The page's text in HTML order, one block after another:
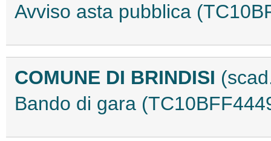
Avviso asta pubblica
COMUNE DI BRINDISI
Bando di gara